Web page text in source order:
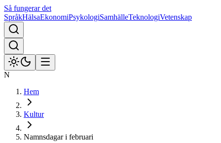
Så fungerar det
SpråkHälsaEkonomiPsykologiSamhälleTeknologiVetenskap
N
Hem
Kultur
Namnsdagar i februari